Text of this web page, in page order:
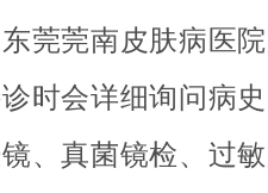
莞莞南皮肤病医
时会详细询问病
、真菌镜检、过